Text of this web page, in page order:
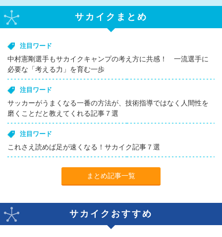
サカイクまとめ
注目ワード
中村憲剛選手もサカイクキャンプの考え方に共感！ 一流選手に
必要な「考える力」を育む一歩
注目ワード
サッカーがうまくなる一番の方法が、技術指導ではなく人間性を
磨くことだと教えてくれる記事７選
注目ワード
これさえ読めば足が速くなる！サカイク記事７選
まとめ記事一覧
サカイクおすすめ